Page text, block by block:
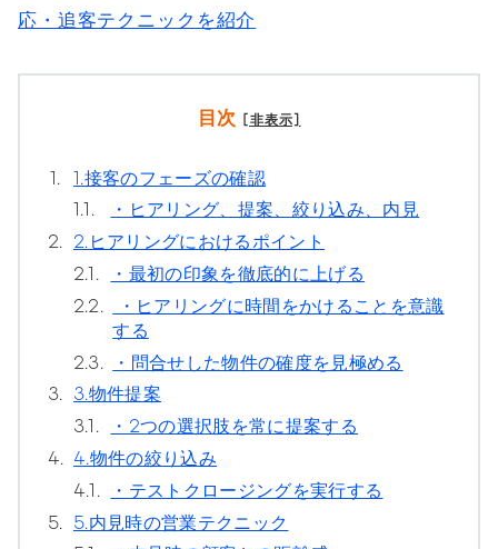
応・追客テクニックを紹介
目次 [非表示]
1.
1.接客のフェーズの確認
1.1.
・ヒアリング、提案、絞り込み、内見
2.
2.ヒアリングにおけるポイント
2.1.
・最初の印象を徹底的に上げる
2.2.
・ヒアリングに時間をかけることを意識
する
2.3.
・問合せした物件の確度を見極める
3.
3.物件提案
3.1.
・2つの選択肢を常に提案する
4. 4.物件の絞り込み
4.1.
・テストクロージングを実行する
5.
5.内見時の営業テクニック